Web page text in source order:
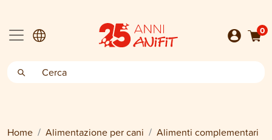
0
Home Alimentazione per cani Alimenti complementari